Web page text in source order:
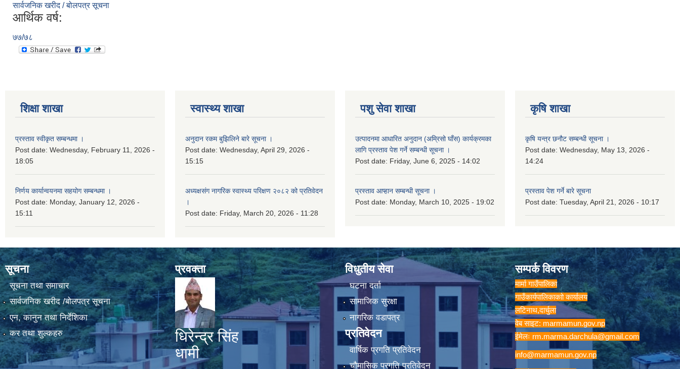
सार्वजनिक खरीद / बोलपत्र सूचना
आर्थिक वर्ष:
७७/७८
शिक्षा शाखा
प्रस्ताव स्वीकृत सम्बन्धमा ।
Post date: Wednesday, February 11, 2026 -
18:05
निर्णय कार्यान्वयनमा सहयोग सम्बन्धमा ।
Post date: Monday, January 12, 2026 -
15:11
स्वास्थ्य शाखा
अनुदान रकम बुझिलिने बारे सूचना ।
Post date: Wednesday, April 29, 2026 -
15:15
अध्यक्षसंग नागरिक स्वास्थ्य परिक्षण २०८२ को प्रतिवेदन
।
Post date: Friday, March 20, 2026 - 11:28
पशु सेवा शाखा
उत्पादनमा आधारित अनुदान (अम्रिसो घाँस) कार्यक्रमका
लागि प्रस्ताव पेश गर्ने सम्बन्धी सूचना ।
Post date: Friday, June 6, 2025 - 14:02
प्रस्ताव आप्हान सम्बन्धी सूचना ।
Post date: Monday, March 10, 2025 - 19:02
कृषि शाखा
कृषि यन्त्र छनौट सम्बन्धी सूचना ।
Post date: Wednesday, May 13, 2026 -
14:24
प्रस्ताव पेश गर्ने बारे सूचना
Post date: Tuesday, April 21, 2026 - 10:17
सूचना
सूचना तथा समाचार
सार्वजनिक खरीद /बोलपत्र सूचना
एन, कानुन तथा निर्देशिका
कर तथा शुल्कहरु
प्रवक्ता
धिरेन्द्र सिंह
धामी
विधुतीय सेवा
घटना दर्ता
सामाजिक सुरक्षा
नागरिक वडापत्र
प्रतिवेदन
वार्षिक प्रगति प्रतिवेदन
चौमासिक प्रगति प्रतिवेदन
सम्पर्क विवरण
मार्मा गाउँपालिका
गाउँकार्यपालिकाकाो कार्यालय
लटिनाथ,दार्चुला
वेब साइट: marmamun.gov.np
ईमेलः rm.marma.darchula@gmail.com
info@marmamun.gov.np